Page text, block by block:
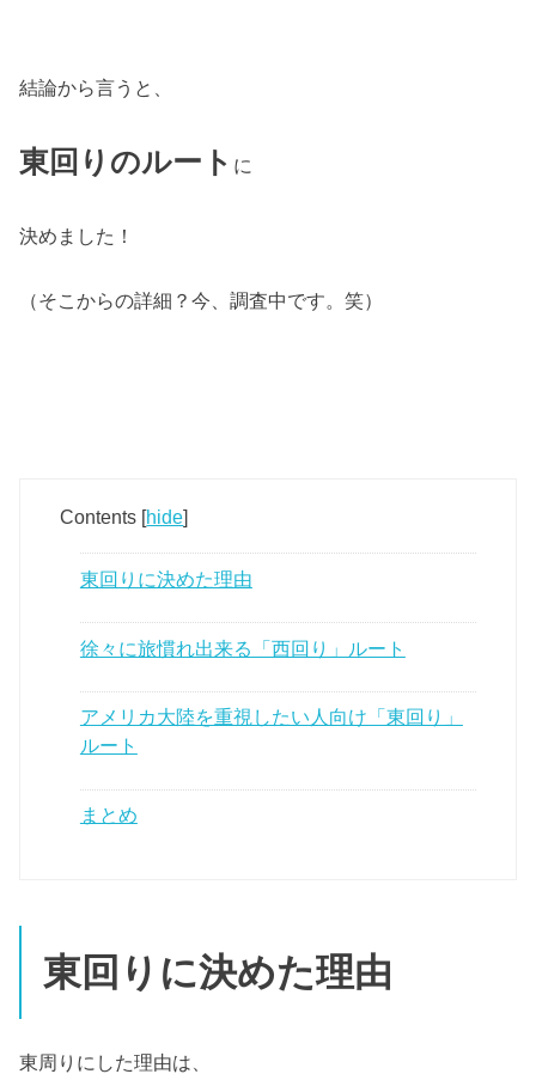
結論から言うと、
東回りのルート に
決めました！
（そこからの詳細？今、調査中です。笑）
Contents [hide]
東回りに決めた理由
徐々に旅慣れ出来る「西回り」ルート
アメリカ大陸を重視したい人向け「東回り」
ルート
まとめ
東回りに決めた理由
東周りにした理由は、